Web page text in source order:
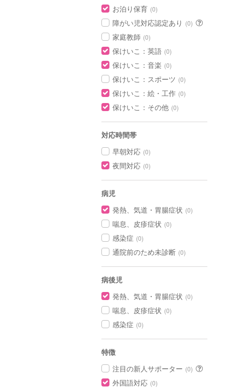
お泊り保育 (0)
障がい児対応認定あり (0)
家庭教師 (0)
保けいこ：英語 (0)
保けいこ：音楽 (0)
保けいこ：スポーツ (0)
保けいこ：絵・工作 (0)
保けいこ：その他 (0)
対応時間帯
早朝対応 (0)
夜間対応 (0)
病児
発熱、気道・胃腸症状 (0)
喘息、皮疹症状 (0)
感染症 (0)
通院前のため未診断 (0)
病後児
発熱、気道・胃腸症状 (0)
喘息、皮疹症状 (0)
感染症 (0)
特徴
注目の新人サポーター (0)
外国語対応 (0)